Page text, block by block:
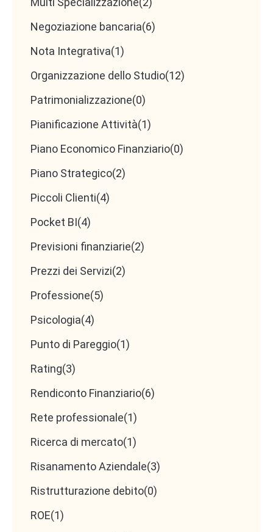
Negoziazione bancaria(6)
Nota Integrativa(1)
Organizzazione dello Studio(12)
Patrimonializzazione(0)
Pianificazione Attività(1)
Piano Economico Finanziario(0)
Piano Strategico(2)
Piccoli Clienti(4)
Pocket BI(4)
Previsioni finanziarie(2)
Prezzi dei Servizi(2)
Professione(5)
Psicologia(4)
Punto di Pareggio(1)
Rating(3)
Rendiconto Finanziario(6)
Rete professionale(1)
Ricerca di mercato(1)
Risanamento Aziendale(3)
Ristrutturazione debito(0)
ROE(1)